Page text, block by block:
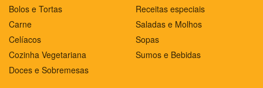
Bolos e Tortas
Carne
Celíacos
Cozinha Vegetariana
Doces e Sobremesas
Receitas especiais
Saladas e Molhos
Sopas
Sumos e Bebidas